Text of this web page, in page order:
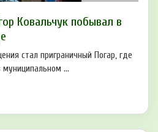
Ковальчук побывал в
стал приграничный Погар, где
муниципальном ...